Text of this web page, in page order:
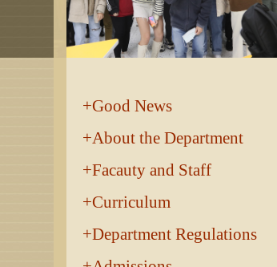
Good News
About the Department
Facauty and Staff
Curriculum
Department Regulations